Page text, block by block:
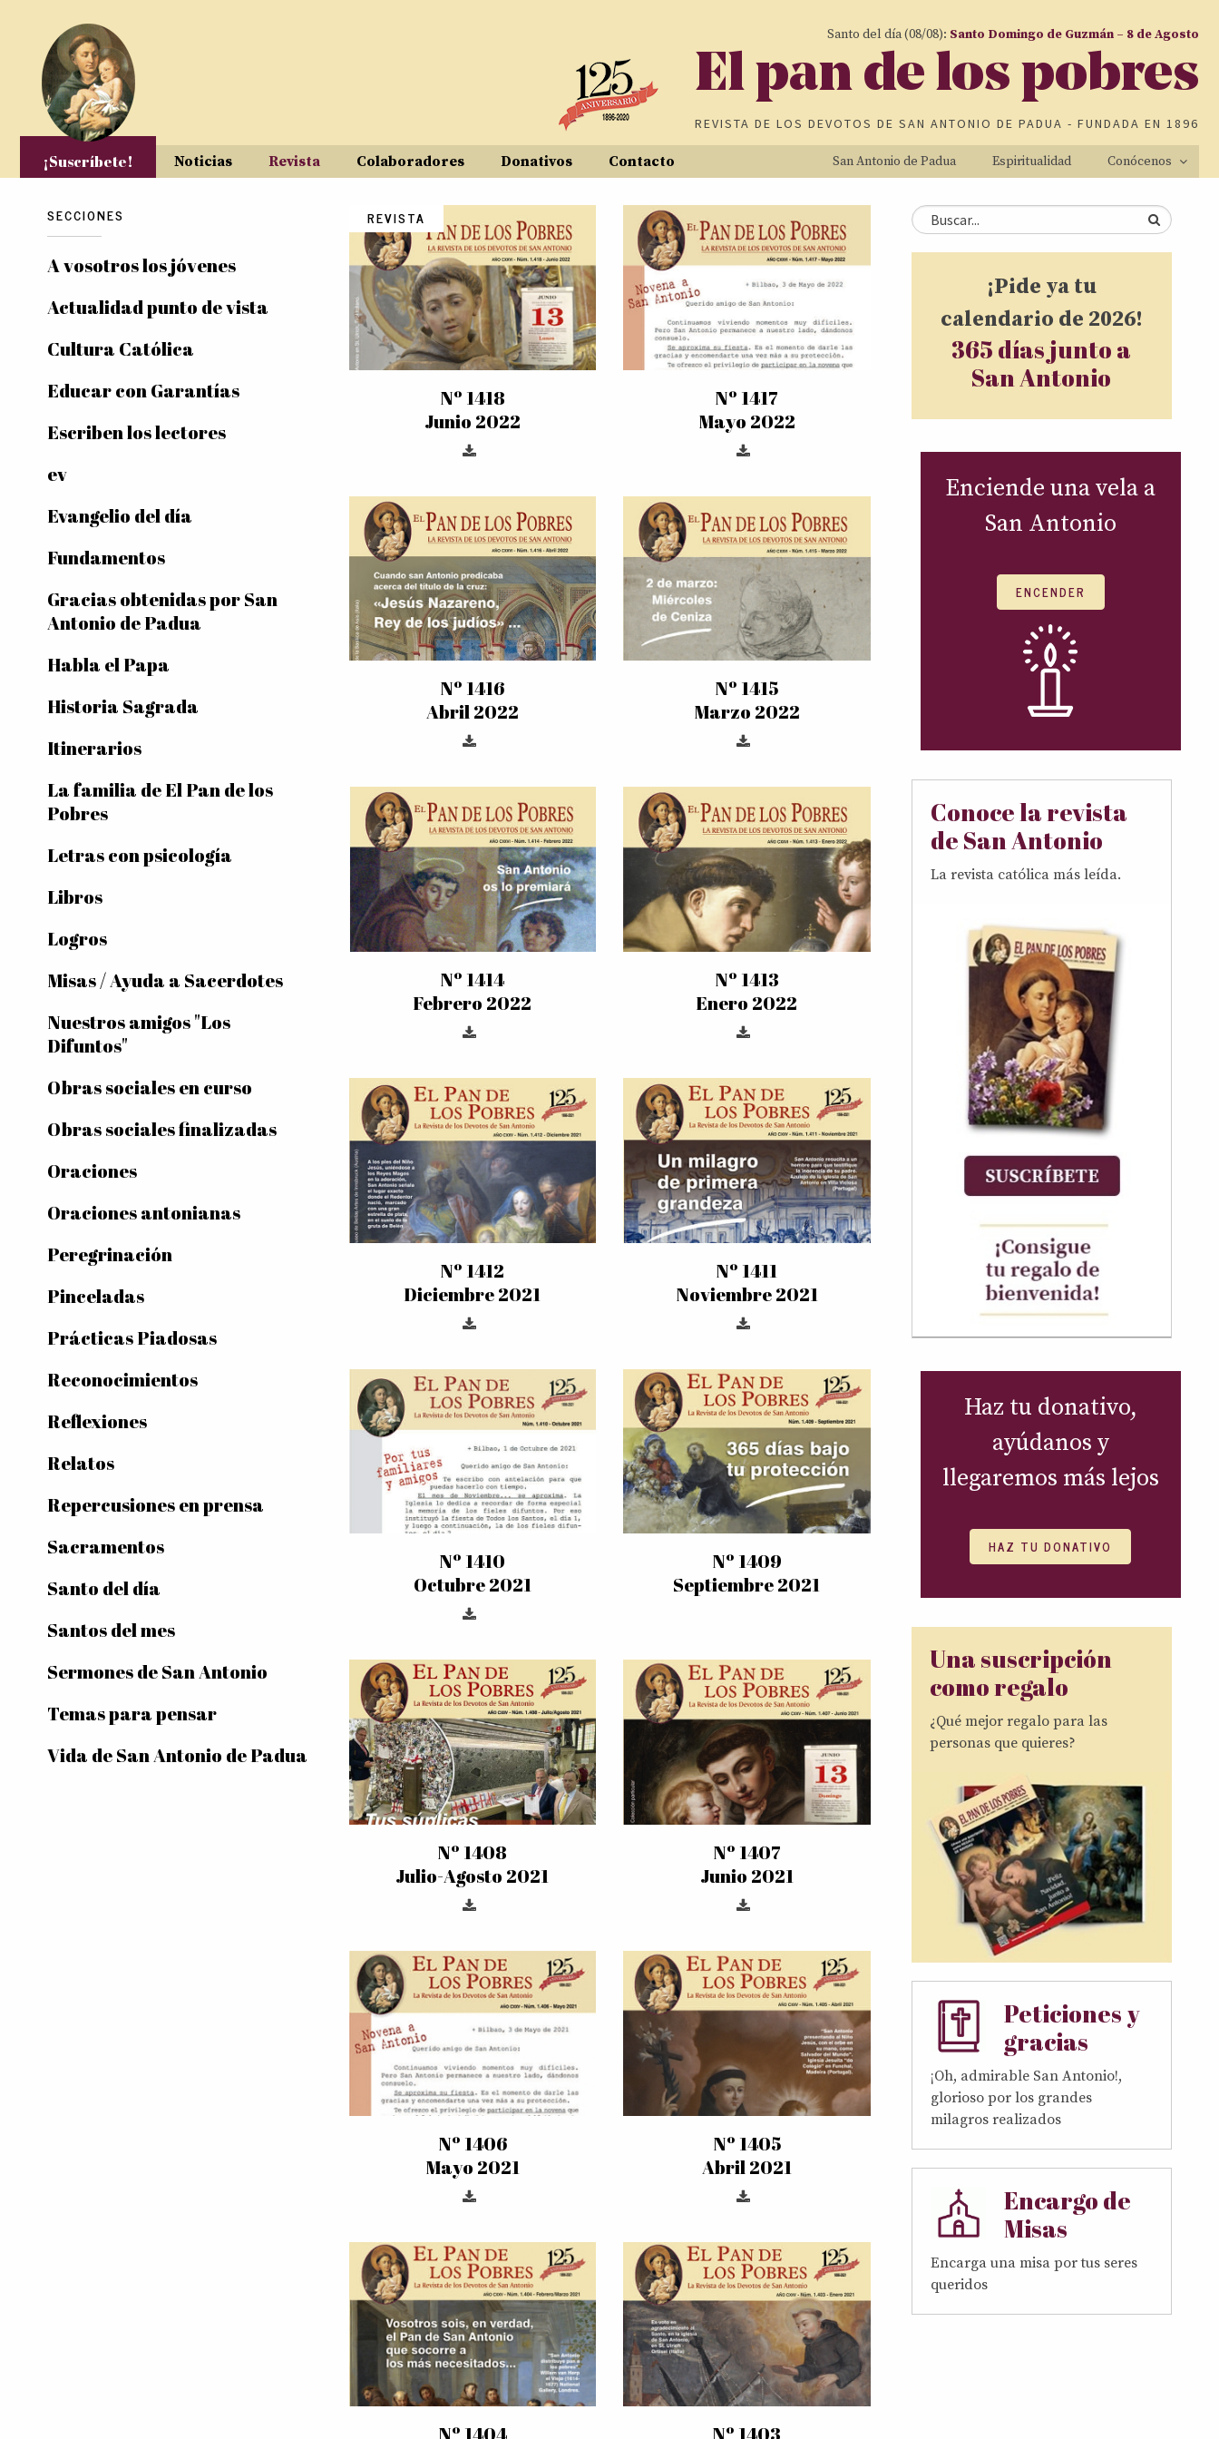
Santo del día (08/08): Santo Domingo de Guzmán – 8 de Agosto
El pan de los pobres
REVISTA DE LOS DEVOTOS DE SAN ANTONIO DE PADUA - FUNDADA EN 1896
¡Suscríbete! Noticias Revista Colaboradores Donativos Contacto San Antonio de Padua Espiritualidad Conócenos
REVISTA
Nº 1418
Junio 2022
Nº 1417
Mayo 2022
Nº 1416
Abril 2022
Nº 1415
Marzo 2022
Nº 1414
Febrero 2022
Nº 1413
Enero 2022
Nº 1412
Diciembre 2021
Nº 1411
Noviembre 2021
Nº 1410
Octubre 2021
Nº 1409
Septiembre 2021
Nº 1408
Julio-Agosto 2021
Nº 1407
Junio 2021
Nº 1406
Mayo 2021
Nº 1405
Abril 2021
Páginas
SECCIONES
A vosotros los jóvenes
Actualidad punto de vista
Cultura Católica
Educar con Garantías
Escriben los lectores
ev
Evangelio del día
Fundamentos
Gracias obtenidas por San
Antonio de Padua
Habla el Papa
Historia Sagrada
Itinerarios
La familia de El Pan de los
Pobres
Letras con psicología
Libros
Logros
Misas / Ayuda a Sacerdotes
Nuestros amigos "Los
Difuntos"
Obras sociales en curso
Obras sociales finalizadas
Oraciones
Oraciones antonianas
Peregrinación
Pinceladas
Prácticas Piadosas
Reconocimientos
Reflexiones
Relatos
Repercusiones en prensa
Sacramentos
Santo del día
Santos del mes
Sermones de San Antonio
Temas para pensar
Vida de San Antonio de Padua
Formulario de
búsqueda
Buscar
¡Pide ya tu
calendario de 2026!
365 días junto a
San Antonio
Enciende una vela a
San Antonio
ENCENDER
Conoce la revista
de San Antonio
La revista católica más leída.
Haz tu donativo,
ayúdanos y
llegaremos más lejos
HAZ TU DONATIVO
Una suscripción
como regalo
¿Qué mejor regalo para las
personas que quieres?
Peticiones y
gracias
¡Oh, admirable San Antonio!,
glorioso por los grandes
milagros realizados
Encargo de
Misas
Encarga una misa por tus seres
queridos